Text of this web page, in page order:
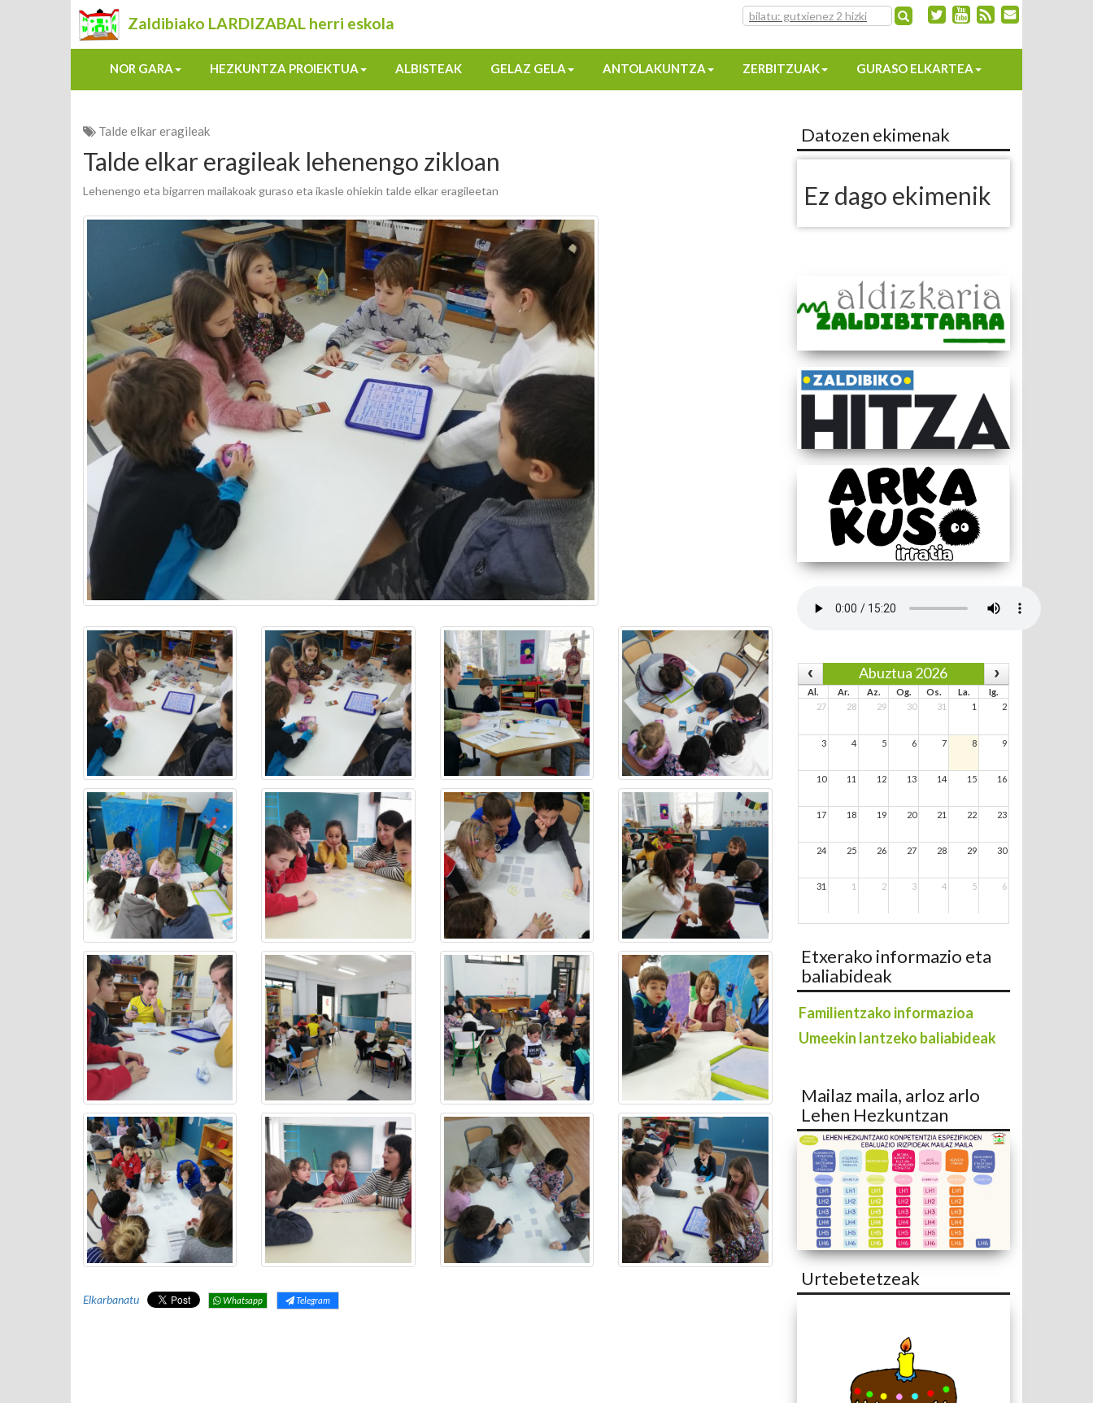
Zaldibiako LARDIZABAL herri eskola
NOR GARA HEZKUNTZA PROIEKTUA ALBISTEAK GELAZ GELA ANTOLAKUNTZA ZERBITZUAK GURASO ELKARTEA
Talde elkar eragileak
Talde elkar eragileak lehenengo zikloan
Lehenengo eta bigarren mailakoak guraso eta ikasle ohiekin talde elkar eragileetan
Elkarbanatu Whatsapp Telegram
Datozen ekimenak
Ez dago ekimenik
Abuztua 2026
Al. Ar. Az. Og. Os. La.
Ig.
27
28 29 30 31 1 2
3 4 5 6 7 8 9
10 11 12 13 14 15 16
17 18 19 20 21 22 23
24 25 26 27 28 29 30
31 1 2 3 4 5 6
Etxerako informazio eta
baliabideak
Familientzako informazioa
Umeekin lantzeko baliabideak
Mailaz maila, arloz arlo
Lehen Hezkuntzan
Urtebetetzeak